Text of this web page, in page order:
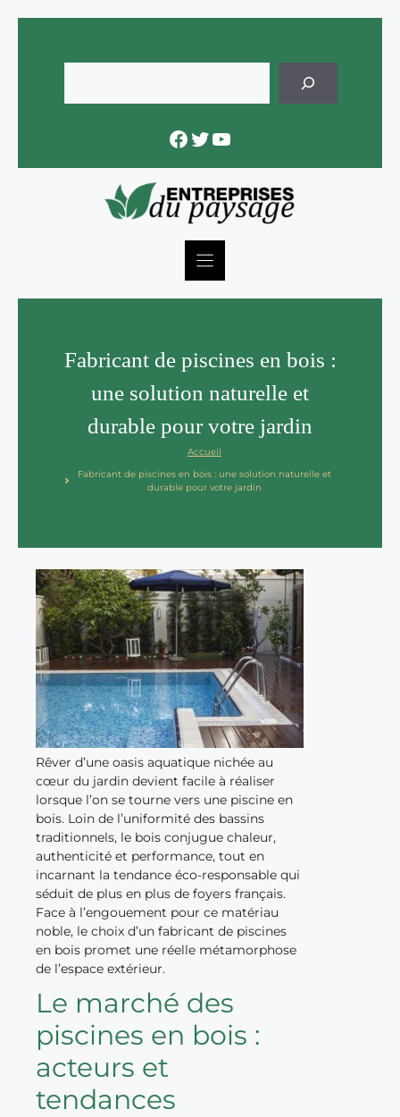
content
Facebook
Twitter
YouTube
Fabricant de piscines en bois :
une solution naturelle et
durable pour votre jardin
Accueil
Fabricant de piscines en bois : une solution naturelle et
durable pour votre jardin
Rêver d’une oasis aquatique nichée au
cœur du jardin devient facile à réaliser
lorsque l’on se tourne vers une piscine en
bois. Loin de l’uniformité des bassins
traditionnels, le bois conjugue chaleur,
authenticité et performance, tout en
incarnant la tendance éco-responsable qui
séduit de plus en plus de foyers français.
Face à l’engouement pour ce matériau
noble, le choix d’un fabricant de piscines
en bois promet une réelle métamorphose
de l’espace extérieur.
Le marché des
piscines en bois :
acteurs et
tendances